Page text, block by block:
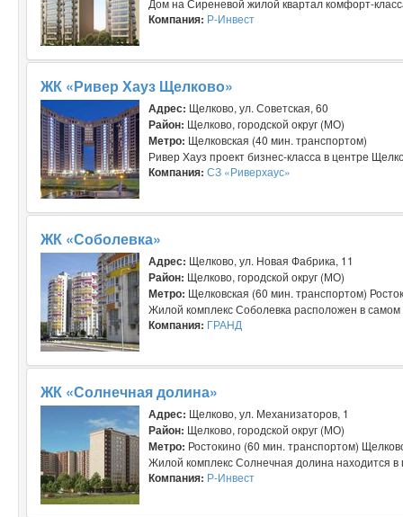
Компания: Р-Инвест
ЖК «Ривер Хауз Щелково»
Адрес: Щелково, ул. Советская, 60
Район: Щелково, городской округ (МО)
Метро: Щелковская (40 мин. транспортом)
Ривер Хауз проект бизнес-класса в центре
Компания: СЗ «Риверхаус»
ЖК «Соболевка»
Адрес: Щелково, ул. Новая Фабрика, 11
Район: Щелково, городской округ (МО)
Метро: Щелковская (60 мин. транспортом)
Жилой комплекс Соболевка расположен в самом
Компания: ГРАНД
ЖК «Солнечная долина»
Адрес: Щелково, ул. Механизаторов, 1
Район: Щелково, городской округ (МО)
Метро: Ростокино (60 мин. транспортом)
Жилой комплекс Солнечная долина находится в
Компания: Р-Инвест